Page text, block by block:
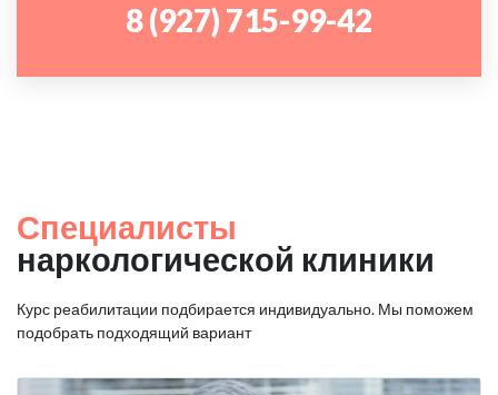
8 (927) 715-99-42
Специалисты
наркологической клиники
Курс реабилитации подбирается индивидуально. Мы поможем
подобрать подходящий вариант